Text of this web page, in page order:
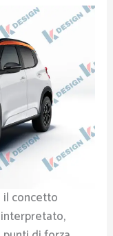
il concetto